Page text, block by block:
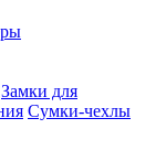
Замки для
Сумки-чехлы